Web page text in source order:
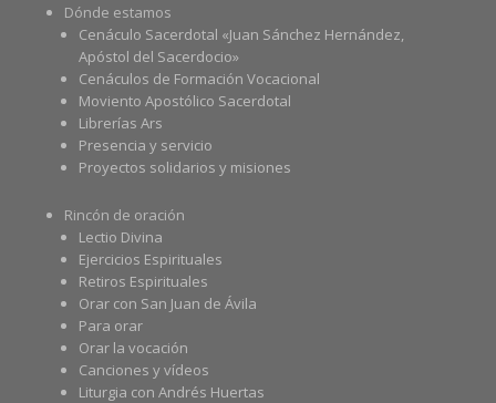
Dónde estamos
Cenáculo Sacerdotal «Juan Sánchez Hernández,
Apóstol del Sacerdocio»
Cenáculos de Formación Vocacional
Moviento Apostólico Sacerdotal
Librerías Ars
Presencia y servicio
Proyectos solidarios y misiones
Rincón de oración
Lectio Divina
Ejercicios Espirituales
Retiros Espirituales
Orar con San Juan de Ávila
Para orar
Orar la vocación
Canciones y vídeos
Liturgia con Andrés Huertas